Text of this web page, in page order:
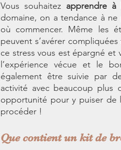
Vous souhaitez apprendre
domaine, on a tendance à
où commencer. Même les
peuvent s’avérer
ce stress vous est épargné et
l’expérience vécue et le
également être suivie par
activité avec beaucoup
opportunité pour y puiser de
procéder !
Que contient un kit de